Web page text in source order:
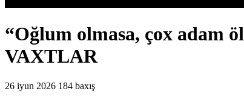
“Oğlum olmasa, çox adam
VAXTLAR
26 iyun 2026 184 baxış